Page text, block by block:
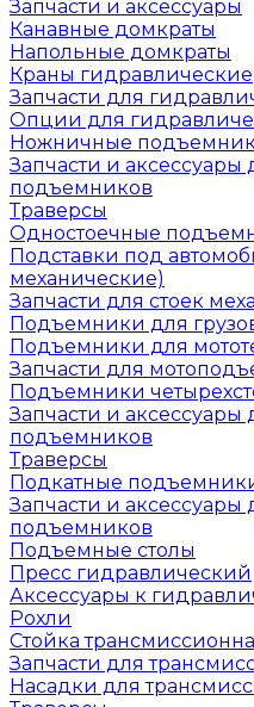
Запчасти и аксессуары
Канавные домкраты
Напольные домкраты
Краны гидравлические
Запчасти для
Опции для
Ножничные
Запчасти и
подъемников
Траверсы
Одностоечные
Подставки под
механические)
Запчасти для стоек
Подъемники для
Подъемники для
Запчасти для
Подъемники
Запчасти и аксессуары
подъемников
Траверсы
Подкатные
Запчасти и аксессуары
подъемников
Подъемные столы
Пресс гидравлический
Аксессуары к
Рохли
Стойка
Запчасти для
Насадки для